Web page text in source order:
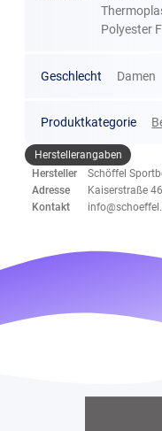
Polyester
Geschlecht Damen
Produktkategorie
Herstellerangaben
Hersteller
Schöffel
Adresse
Kaiserstraße
Kontakt